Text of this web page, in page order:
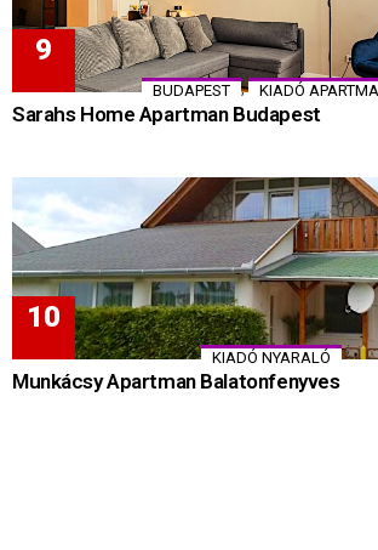
BUDAPEST , KIADÓ
Sarahs Home Apartman Budapest
KIADÓ NYARALÓ
Munkácsy Apartman Balatonfenyves